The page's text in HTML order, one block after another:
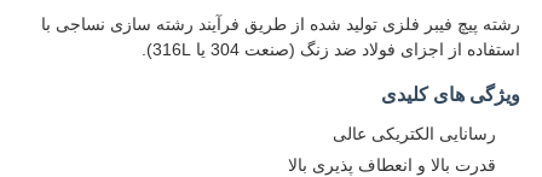
رشته پیچ فیبر فلزی تولید شده از طریق فرآیند رشته سازی نساجی با
استفاده از اجزای فولاد ضد زنگ (صنعت 304 یا 316L).
ویژگی های کلیدی
رسانایی الکتریکی عالی
قدرت بالا و انعطاف پذیری بالا